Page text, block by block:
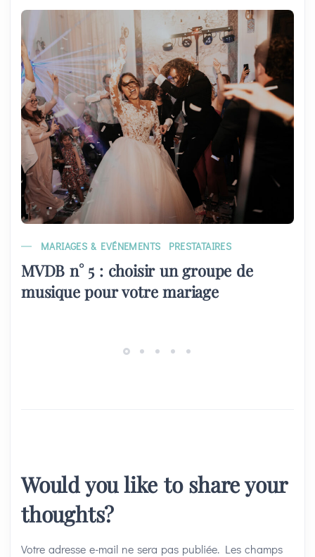
MARIAGES & EVÉNEMENTS PRESTATAIRES
MVDB n° 5 : choisir un groupe de
musique pour votre mariage
Would you like to share your
thoughts?
Votre adresse e-mail ne sera pas publiée. Les champs